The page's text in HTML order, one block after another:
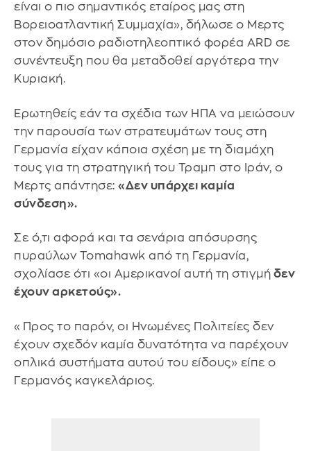
είναι ο πιο σημαντικός εταίρος μας στη
Βορειοατλαντική Συμμαχία», δήλωσε ο Μερτς
στον δημόσιο ραδιοτηλεοπτικό φορέα ARD σε
συνέντευξη που θα μεταδοθεί αργότερα την
Κυριακή.
Ερωτηθείς εάν τα σχέδια των ΗΠΑ να μειώσουν
την παρουσία των στρατευμάτων τους στη
Γερμανία είχαν κάποια σχέση με τη διαμάχη
τους για τη στρατηγική του Τραμπ στο Ιράν, ο
Μερτς απάντησε: «Δεν υπάρχει καμία
σύνδεση».
Σε ό,τι αφορά και τα σενάρια απόσυρσης
πυραύλων Tomahawk από τη Γερμανία,
σχολίασε ότι «οι Αμερικανοί αυτή τη στιγμή δεν
έχουν αρκετούς».
«Προς το παρόν, οι Ηνωμένες Πολιτείες δεν
έχουν σχεδόν καμία δυνατότητα να παρέχουν
οπλικά συστήματα αυτού του είδους» είπε ο
Γερμανός καγκελάριος.